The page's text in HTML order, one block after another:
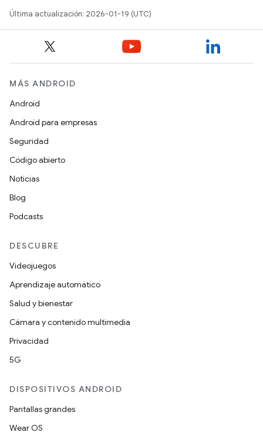
Última actualización: 2026-01-19 (UTC)
MÁS ANDROID
Android
Android para empresas
Seguridad
Código abierto
Noticias
Blog
Podcasts
DESCUBRE
Videojuegos
Aprendizaje automático
Salud y bienestar
Cámara y contenido multimedia
Privacidad
5G
DISPOSITIVOS ANDROID
Pantallas grandes
Wear OS